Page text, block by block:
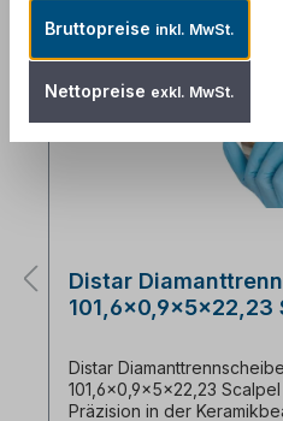
Distar
101,6x0,9x5x22,23
Distar Diamanttrennscheibe
101,6x0,9x5x22,23
Präzision in der
Bruttopreise inkl. MwSt.
Nettopreise exkl. MwSt.